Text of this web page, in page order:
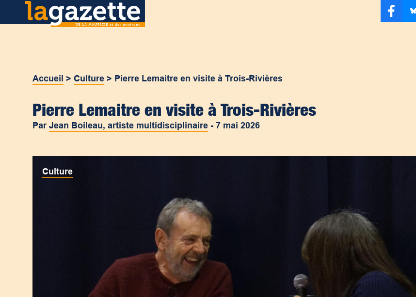
Accueil >Culture > Pierre Lemaitre en visite à Trois-Rivières
Pierre Lemaitre en visite à Trois-Rivières
ParJean Boileau, artiste multidisciplinaire -7 mai 2026
Culture